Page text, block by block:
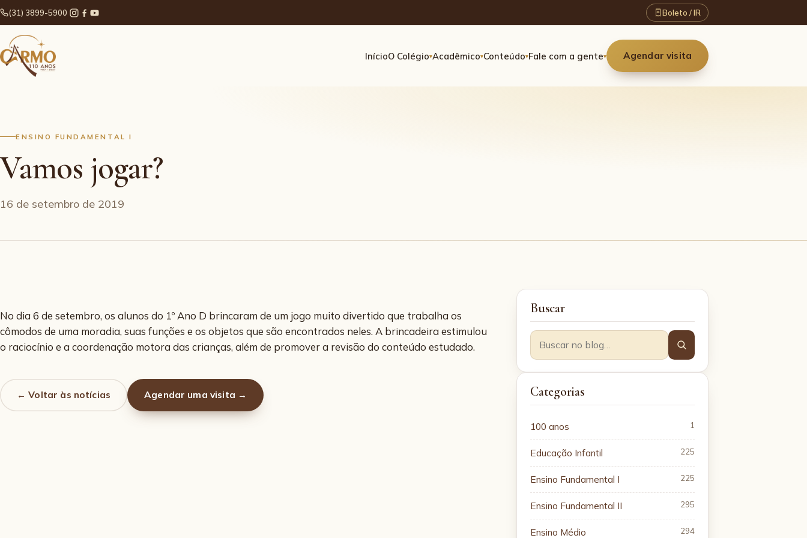
(31) 3899-5900 Boleto / IR
InícioO Colégio▾Acadêmico▾Conteúdo▾Fale com a gente▾ Agendar visita
ENSINO FUNDAMENTAL I
Vamos jogar?
16 de setembro de 2019
No dia 6 de setembro, os alunos do 1º Ano D brincaram de um jogo muito divertido que trabalha os
cômodos de uma moradia, suas funções e os objetos que são encontrados neles. A brincadeira estimulou
o raciocínio e a coordenação motora das crianças, além de promover a revisão do conteúdo estudado.
← Voltar às notícias Agendar uma visita →
Buscar
Categorias
100 anos 1
Educação Infantil 225
Ensino Fundamental I 225
Ensino Fundamental II 295
Ensino Médio 294